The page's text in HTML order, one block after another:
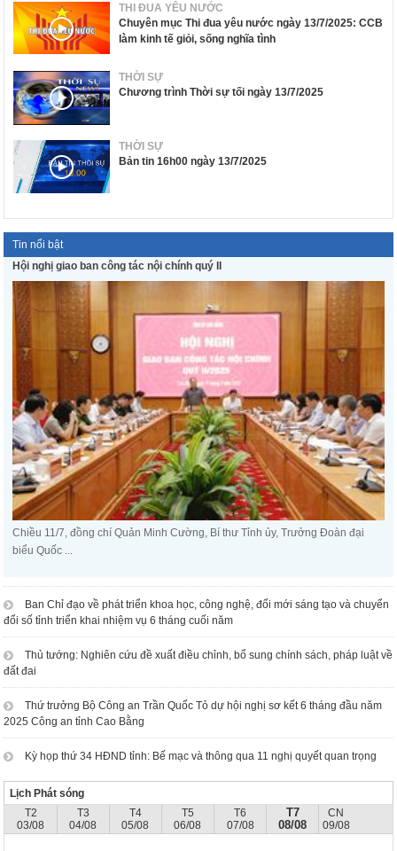
THI ĐUA YÊU NƯỚC
Chuyên mục Thi đua yêu nước ngày 13/7/2025: CCB
làm kinh tế giỏi, sống nghĩa tình
THỜI SỰ
Chương trình Thời sự tối ngày 13/7/2025
THỜI SỰ
Bản tin 16h00 ngày 13/7/2025
Tin nổi bật
Hội nghị giao ban công tác nội chính quý II
Chiều 11/7, đồng chí Quản Minh Cường, Bí thư Tỉnh ủy, Trưởng Đoàn đại
biểu Quốc ...
Ban Chỉ đạo về phát triển khoa học, công nghệ, đổi mới sáng tạo và chuyển
đổi số tỉnh triển khai nhiệm vụ 6 tháng cuối năm
Thủ tướng: Nghiên cứu đề xuất điều chỉnh, bổ sung chính sách, pháp luật về
đất đai
Thứ trưởng Bộ Công an Trần Quốc Tỏ dự hội nghị sơ kết 6 tháng đầu năm
2025 Công an tỉnh Cao Bằng
Kỳ họp thứ 34 HĐND tỉnh: Bế mạc và thông qua 11 nghị quyết quan trọng
Lịch Phát sóng
T2
03/08
T3
04/08
T4
05/08
T5
06/08
T6
07/08
T7
08/08
CN
09/08